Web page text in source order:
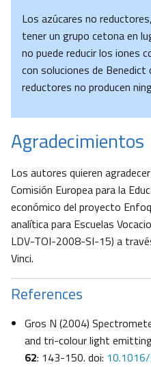
Los azúcares no
tener un grupo cetona en
no puede reducir los iones
con soluciones de
reductores no producen
Agradecimientos
Los autores quieren
Comisión Europea para la
económico del proyecto
analítica para Escuelas
LDV-TOI-2008-SI-15) a
Vinci.
References
Gros N (2004)
and tri-colour light
62: 143-150. doi: